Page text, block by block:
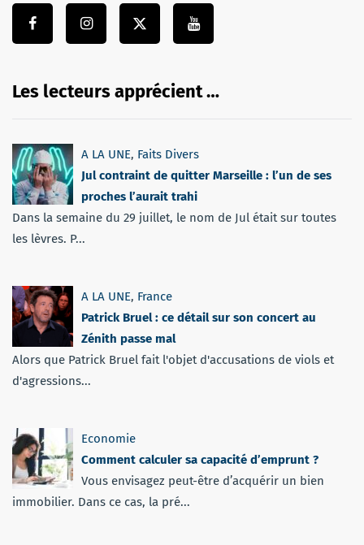
Les lecteurs apprécient …
A LA UNE, Faits Divers
Jul contraint de quitter Marseille : l’un de ses
proches l’aurait trahi
Dans la semaine du 29 juillet, le nom de Jul était sur toutes
les lèvres. P...
A LA UNE, France
Patrick Bruel : ce détail sur son concert au
Zénith passe mal
Alors que Patrick Bruel fait l'objet d'accusations de viols et
d'agressions...
Economie
Comment calculer sa capacité d’emprunt ?
Vous envisagez peut-être d’acquérir un bien
immobilier. Dans ce cas, la pré...